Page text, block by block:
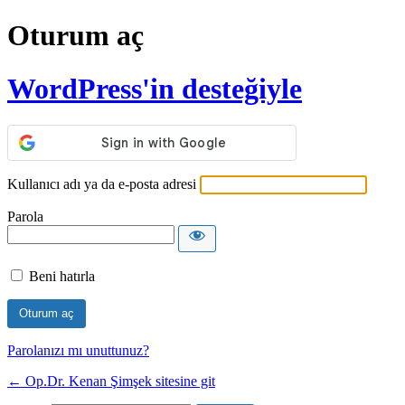
Oturum aç
WordPress'in desteğiyle
Kullanıcı adı ya da e-posta adresi
Parola
Beni hatırla
Parolanızı mı unuttunuz?
← Op.Dr. Kenan Şimşek sitesine git